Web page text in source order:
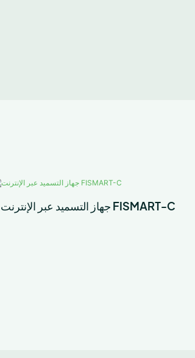
جهاز التسميد عبر الإنترنت FISMART-C